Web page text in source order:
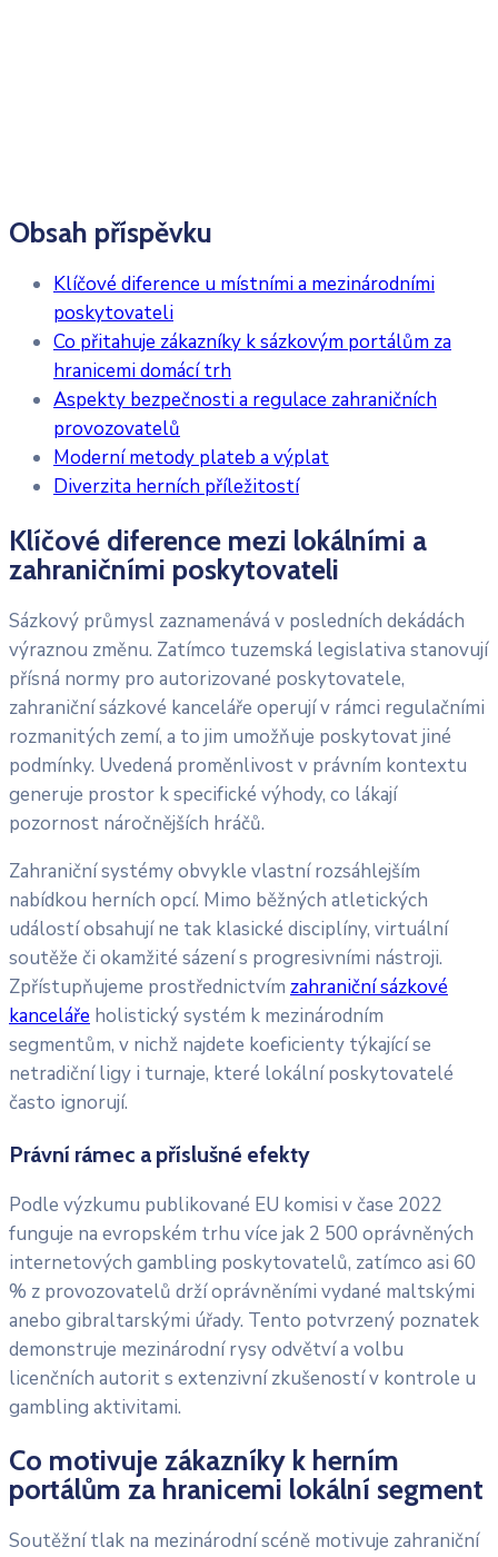
Obsah příspěvku
Klíčové diference u místními a mezinárodními
poskytovateli
Co přitahuje zákazníky k sázkovým portálům za
hranicemi domácí trh
Aspekty bezpečnosti a regulace zahraničních
provozovatelů
Moderní metody plateb a výplat
Diverzita herních příležitostí
Klíčové diference mezi lokálními a
zahraničními poskytovateli
Sázkový průmysl zaznamenává v posledních dekádách
výraznou změnu. Zatímco tuzemská legislativa stanovují
přísná normy pro autorizované poskytovatele,
zahraniční sázkové kanceláře operují v rámci regulačními
rozmanitých zemí, a to jim umožňuje poskytovat jiné
podmínky. Uvedená proměnlivost v právním kontextu
generuje prostor k specifické výhody, co lákají
pozornost náročnějších hráčů.
Zahraniční systémy obvykle vlastní rozsáhlejším
nabídkou herních opcí. Mimo běžných atletických
událostí obsahují ne tak klasické disciplíny, virtuální
soutěže či okamžité sázení s progresivními nástroji.
Zpřístupňujeme prostřednictvím zahraniční sázkové
kanceláře holistický systém k mezinárodním
segmentům, v nichž najdete koeficienty týkající se
netradiční ligy i turnaje, které lokální poskytovatelé
často ignorují.
Právní rámec a příslušné efekty
Podle výzkumu publikované EU komisi v čase 2022
funguje na evropském trhu více jak 2 500 oprávněných
internetových gambling poskytovatelů, zatímco asi 60
% z provozovatelů drží oprávněními vydané maltskými
anebo gibraltarskými úřady. Tento potvrzený poznatek
demonstruje mezinárodní rysy odvětví a volbu
licenčních autorit s extenzivní zkušeností v kontrole u
gambling aktivitami.
Co motivuje zákazníky k herním
portálům za hranicemi lokální segment
Soutěžní tlak na mezinárodní scéně motivuje zahraniční